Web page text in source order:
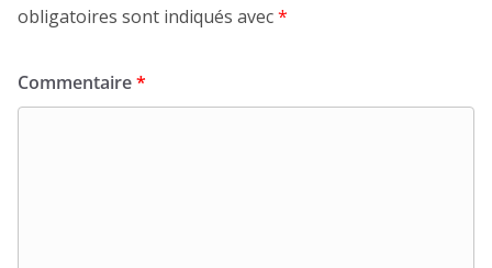
obligatoires sont indiqués avec*
Commentaire*